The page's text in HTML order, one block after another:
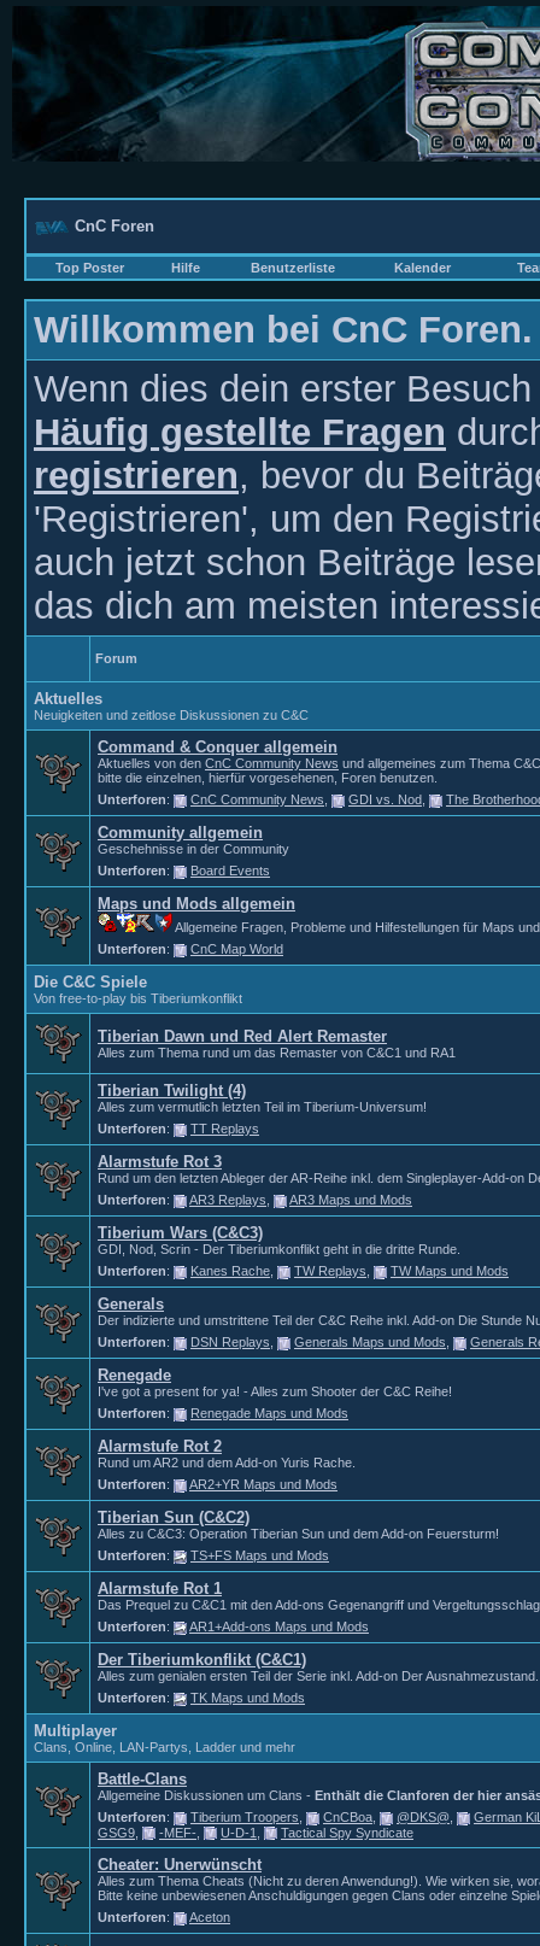
CnC Foren
Top Poster Hilfe Benutzerliste Kalender
Willkommen bei CnC Foren.
Wenn dies dein erster
Häufig gestellte Fragen
registrieren, bevor du
'Registrieren', um den
auch jetzt schon Beiträge
das dich am meisten
Forum
Aktuelles
Neuigkeiten und zeitlose Diskussionen zu C&C
Command & Conquer allgemein
Aktuelles von den CnC Community News und allgemeines zum Thema
bitte die einzelnen, hierfür vorgesehenen, Foren benutzen.
Unterforen: CnC Community News GDI vs. Nod The
Community allgemein
Geschehnisse in der Community
Unterforen: Board Events
Maps und Mods allgemein
Allgemeine Fragen, Probleme und Hilfestellungen für Maps
Unterforen: CnC Map World
Die C&C Spiele
Von free-to-play bis Tiberiumkonflikt
Tiberian Dawn und Red Alert Remaster
Alles zum Thema rund um das Remaster von C&C1 und RA1
Tiberian Twilight (4)
Alles zum vermutlich letzten Teil im Tiberium-Universum!
Unterforen: TT Replays
Alarmstufe Rot 3
Rund um den letzten Ableger der AR-Reihe inkl. dem Singleplayer-Add-on
Unterforen: AR3 Replays AR3 Maps und Mods
Tiberium Wars (C&C3)
GDI, Nod, Scrin - Der Tiberiumkonflikt geht in die dritte Runde.
Unterforen: Kanes Rache TW Replays TW Maps und Mods
Generals
Der indizierte und umstrittene Teil der C&C Reihe inkl. Add-on Die Stunde
Unterforen: DSN Replays Generals Maps und Mods Generals
Renegade
I've got a present for ya! - Alles zum Shooter der C&C Reihe!
Unterforen: Renegade Maps und Mods
Alarmstufe Rot 2
Rund um AR2 und dem Add-on Yuris Rache.
Unterforen: AR2+YR Maps und Mods
Tiberian Sun (C&C2)
Alles zu C&C3: Operation Tiberian Sun und dem Add-on Feuersturm!
Unterforen: TS+FS Maps und Mods
Alarmstufe Rot 1
Das Prequel zu C&C1 mit den Add-ons Gegenangriff und
Unterforen: AR1+Add-ons Maps und Mods
Der Tiberiumkonflikt (C&C1)
Alles zum genialen ersten Teil der Serie inkl. Add-on Der Ausnahmezustand.
Unterforen: TK Maps und Mods
Multiplayer
Clans, Online, LAN-Partys, Ladder und mehr
Battle-Clans
Allgemeine Diskussionen um Clans - Enthält die Clanforen der hier
Unterforen: Tiberium Troopers CnCBoa @DKS@
German
GSG9
-MEF- U-D-1 Tactical Spy Syndicate
Cheater: Unerwünscht
Alles zum Thema Cheats (Nicht zu deren Anwendung!). Wie wirken sie,
Bitte keine unbewiesenen Anschuldigungen gegen Clans oder einzelne
Unterforen: Aceton